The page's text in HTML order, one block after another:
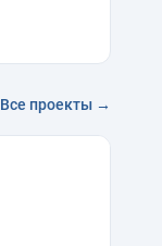
Все проекты →